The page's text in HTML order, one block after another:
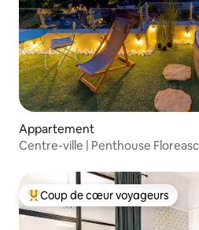
Appartement
Centre-ville | Penthouse
Coups de cœur voyageurs les
Coup de cœur voyageurs